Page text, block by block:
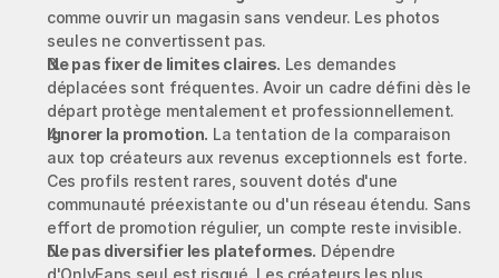
comme ouvrir un magasin sans vendeur. Les photos
seules ne convertissent pas.
Ne pas fixer de limites claires. Les demandes
déplacées sont fréquentes. Avoir un cadre défini dès le
départ protège mentalement et professionnellement.
Ignorer la promotion. La tentation de la comparaison
aux top créateurs aux revenus exceptionnels est forte.
Ces profils restent rares, souvent dotés d'une
communauté préexistante ou d'un réseau étendu. Sans
effort de promotion régulier, un compte reste invisible.
Ne pas diversifier les plateformes. Dépendre
d'OnlyFans seul est risqué. Les créateurs les plus